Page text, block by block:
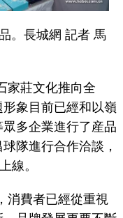
。長城網 記者 馬
莊文化推向全
形象目前已經和以嶺
多企業進行了産品
隊進行合作洽談，
線。
費者已經從重視